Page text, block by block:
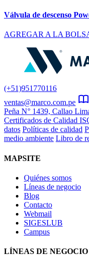
Válvula de descenso
AGREGAR A LA
(+51)951770116
ventas@marco.com.pe
Peña N° 1439, Callao
Certificados de Calidad
datos Políticas de calidad
medio ambiente Libro de
MAPSITE
Quiénes somos
Líneas de negocio
Blog
Contacto
Webmail
SIGESLUB
Campus
LÍNEAS DE NEGOCIO